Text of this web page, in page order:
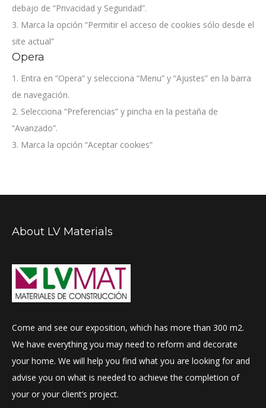
debajo de “Privacidad y Seguridad”.
3. Marca la opción “Permitir el acceso de cookies sólo desde el
site actual”
Opera
1. Entra en “Opera” y selecciona “Menu” y “Ajustes” en la barra
de navegación.
2. Selecciona “Preferencias” y pincha en la pestaña de
“Avanzado”.
3. Marca la opción “Aceptar cookies”
About LV Materials
Come and see our exposition, which has more than 300 m2.
We have everything you may need to reform and decorate
your home. We will help you find what you are looking for and
advise you on what is needed to achieve the completion of
your or your client’s project.